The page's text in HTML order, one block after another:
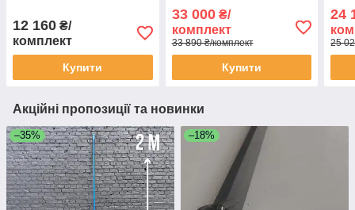
12 160 ₴/
комплект
Купити
33 000₴/
комплект
33 890 ₴/комплект
Купити
24
25
Акційні пропозиції та новинки
–35% –18%